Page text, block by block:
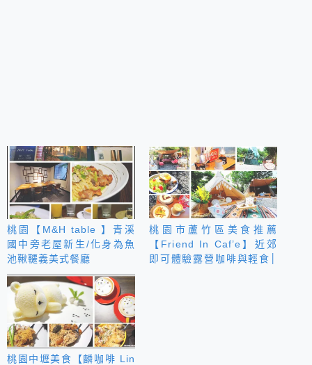
桃園【M&H table 】青溪
國中旁老屋新生/化身為魚
池鞦韆義美式餐廳
桃園市蘆竹區美食推薦
【Friend In Caf’e】近郊
即可體驗露營咖啡與輕食│
桃園中壢美食【麟咖啡 Lin